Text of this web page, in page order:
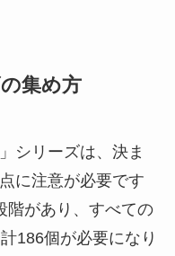
集め方
シリーズは、決ま
に注意が必要です
階があり、すべての
186個が必要になり